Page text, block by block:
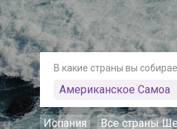
В какие страны вы
Американское Самоа
Испания Все страны